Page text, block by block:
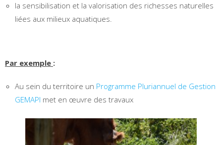
la sensibilisation et la valorisation des richesses naturelles
liées aux milieux aquatiques.
Par exemple :
Au sein du territoire un Programme Pluriannuel de Gestion
GEMAPI met en œuvre des travaux